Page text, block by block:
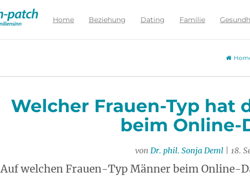
Zur
Partnersuche
Home Beziehung Dating Familie
Welcher Frauen-Typ hat
beim Online-
von Dr. phil. Sonja Deml| 18.
Auf welchen Frauen-Typ Männer beim Online-